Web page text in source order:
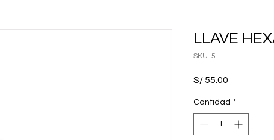
LLAVE
SKU: 5
S/ 55.00
Cantidad *